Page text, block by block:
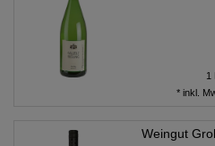
1
* inkl.
Weingut